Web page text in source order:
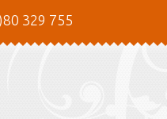
329 755